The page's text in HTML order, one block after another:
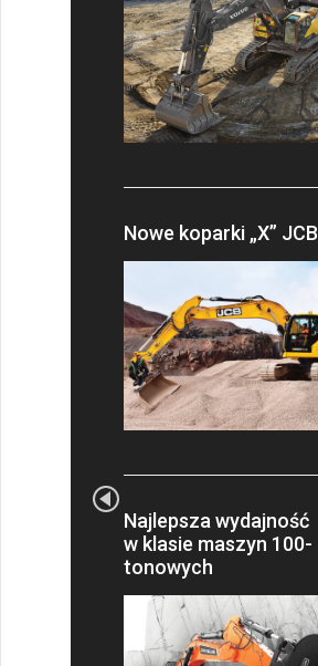
Nowe koparki „X” JCB
Najlepsza wydajność
w klasie maszyn 100-
tonowych